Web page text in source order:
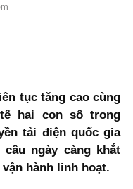
tục tăng cao cùng
hai con số trong
tải điện quốc gia
ngày càng khắt
hành linh hoạt.